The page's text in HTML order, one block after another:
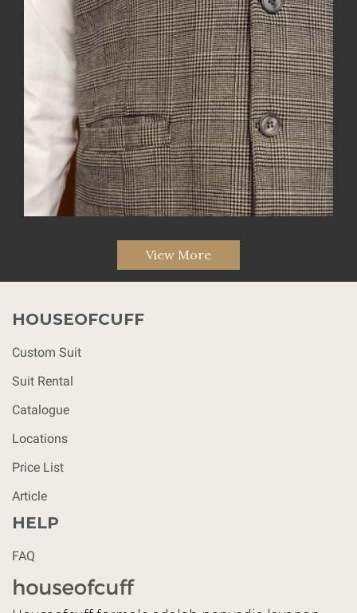
View More
HOUSEOFCUFF
Custom Suit
Suit Rental
Catalogue
Locations
Price List
Article
HELP
FAQ